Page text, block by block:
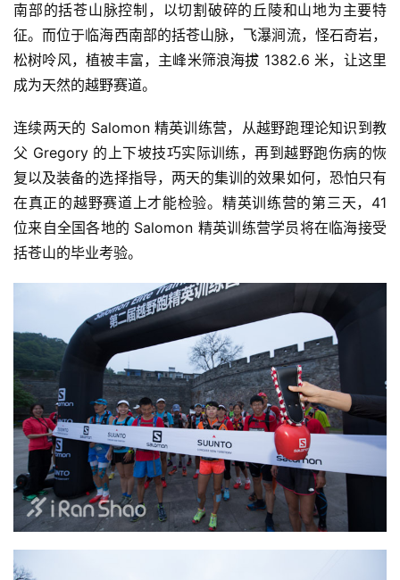
南部的括苍山脉控制，以切割破碎的丘陵和山地为主要特
征。而位于临海西南部的括苍山脉，飞瀑涧流，怪石奇岩，
松树呤风，植被丰富，主峰米筛浪海拔 1382.6 米，让这里
成为天然的越野赛道。
连续两天的 Salomon 精英训练营，从越野跑理论知识到教
父 Gregory 的上下坡技巧实际训练，再到越野跑伤病的恢
复以及装备的选择指导，两天的集训的效果如何，恐怕只有
在真正的越野赛道上才能检验。精英训练营的第三天，41
位来自全国各地的 Salomon 精英训练营学员将在临海接受
括苍山的毕业考验。